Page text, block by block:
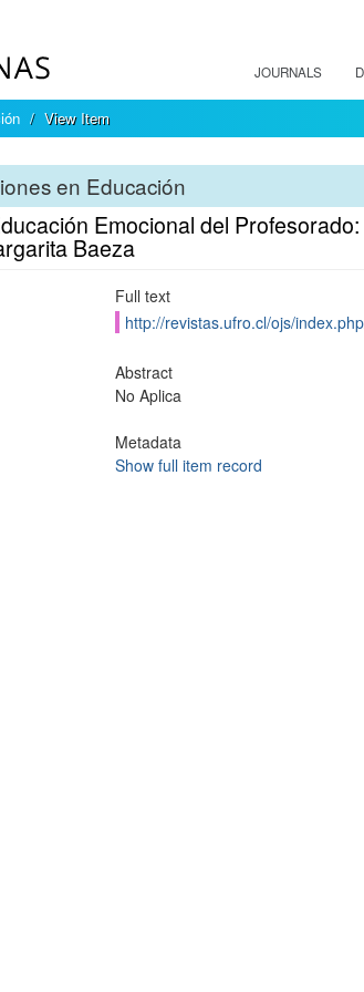
JOURNALS
View Item
en Educación
Emocional del
Baeza
Full text
http://revistas.ufro.cl/ojs/
Abstract
No Aplica
Metadata
Show full item record